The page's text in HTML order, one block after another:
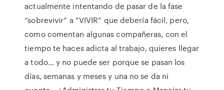
actualmente intentando de pasar de la fase
“sobrevivir” a “VIVIR” que debería fácil, pero,
como comentan algunas compañeras, con el
tiempo te haces adicta al trabajo, quieres llegar
a todo… y no puede ser porque se pasan los
días, semanas y meses y una no se da ni